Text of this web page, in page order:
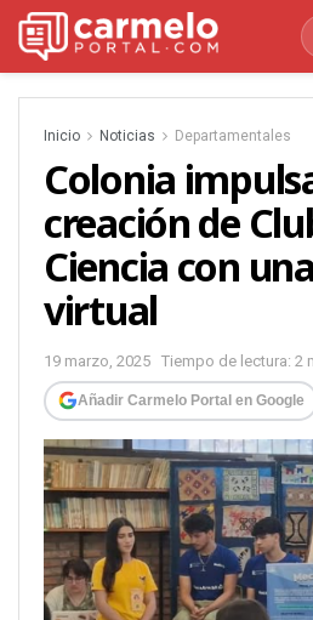
Inicio Noticias Departamentales
Colonia
creación de
Ciencia con
virtual
19 marzo, 2025 Tiempo de lectura: 2
Añadir Carmelo Portal en Google